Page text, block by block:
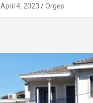
April 4, 2023 Orges